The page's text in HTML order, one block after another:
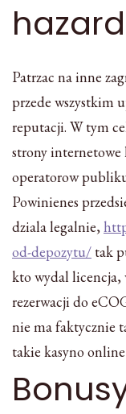
Patrzac na inne
przede wszystkim
reputacji. W tym
strony internetowe
operatorow
Powinienes
dziala legalnie,
od-depozytu/tak
kto wydal licencja,
rezerwacji do
nie ma faktycznie
takie kasyno